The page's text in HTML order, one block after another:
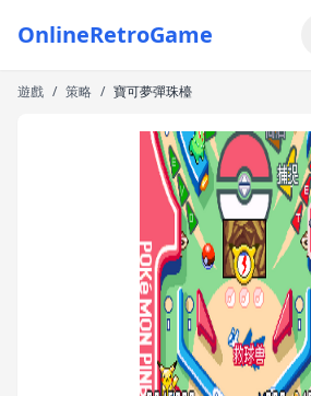
OnlineRetroGame
首頁
遊戲 / 策略 / 寶可夢彈珠檯